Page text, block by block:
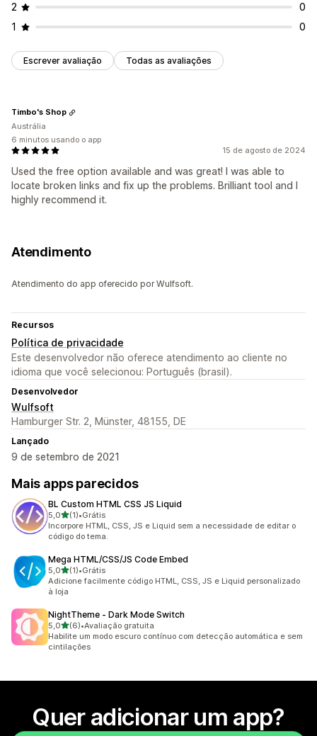
2
0
1
0
Escrever avaliação Todas as avaliações
15 de agosto de 2024
Used the free option available and was great! I was able to
locate broken links and fix up the problems. Brilliant tool and I
highly recommend it.
Timbo's Shop
Austrália
6 minutos usando o app
Atendimento
Atendimento do app oferecido por Wulfsoft.
Recursos
Política de privacidade
Este desenvolvedor não oferece atendimento ao cliente no
idioma que você selecionou: Português (brasil).
Desenvolvedor
Wulfsoft
Hamburger Str. 2, Münster, 48155, DE
Lançado
9 de setembro de 2021
Mais apps parecidos
BL Custom HTML CSS JS Liquid
5,0de 5 estrelas
(1)
1 avaliações ao todo
•Grátis
Incorpore HTML, CSS, JS e Liquid sem a necessidade de editar o
código do tema.
Mega HTML/CSS/JS Code Embed
5,0de 5 estrelas
(1)
1 avaliações ao todo
•Grátis
Adicione facilmente código HTML, CSS, JS e Liquid personalizado
à loja
NightTheme ‑ Dark Mode Switch
5,0de 5 estrelas
(6)
6 avaliações ao todo
•Avaliação gratuita
Habilite um modo escuro contínuo com detecção automática e sem
cintilações
Quer adicionar um app?